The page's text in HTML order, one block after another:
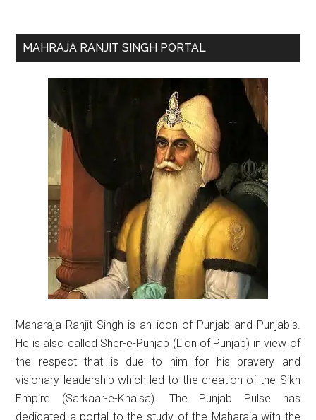
Primary
MAHRAJA RANJIT SINGH PORTAL
Maharaja Ranjit Singh is an icon of Punjab and Punjabis.
He is also called Sher-e-Punjab (Lion of Punjab) in view of
the respect that is due to him for his bravery and
visionary leadership which led to the creation of the Sikh
Empire (Sarkaar-e-Khalsa). The Punjab Pulse has
dedicated a portal to the study of the Maharaja with the